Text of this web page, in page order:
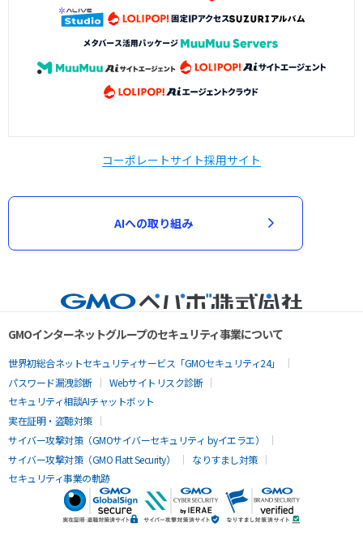
コーポレートサイト採用サイト
AIへの取り組み
GMOインターネットグループのセキュリティ事業について
世界初総合ネットセキュリティサービス「GMOセキュリティ24」
パスワード漏洩診断
Webサイトリスク診断
セキュリティ相談AIチャットボット
実在証明・盗聴対策
サイバー攻撃対策（GMOサイバーセキュリティ byイエラエ）
サイバー攻撃対策（GMO Flatt Security）
なりすまし対策
セキュリティ事業の軌跡